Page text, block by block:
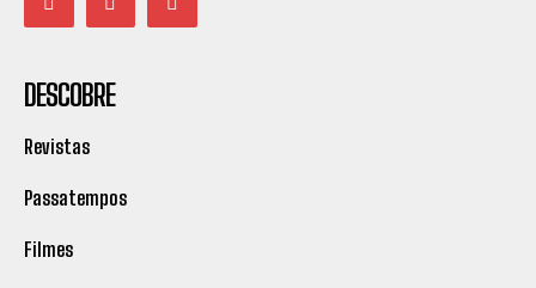
DESCOBRE
Revistas
Passatempos
Filmes